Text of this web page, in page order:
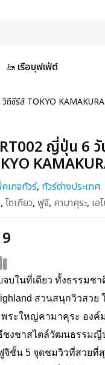
🚤 เรือบุฟเฟ่ต์
ถีซีรีส์ TOKYO
ญี่ปุ่น 6 วั
เกจทัวร์, ทัวร์ต่างประเทศ
, โตเกียว, ฟูจิ, คามาคุระ, เอ
จบในที่เดียว ทั้งธรรมช
สวนสนุกวิวสวย
พระใหญ่คามาคุระ อง
ชงชาสไตล์วัฒนธรรมญี่
จิชั้น 5 จุดชมวิวที่สวยที่